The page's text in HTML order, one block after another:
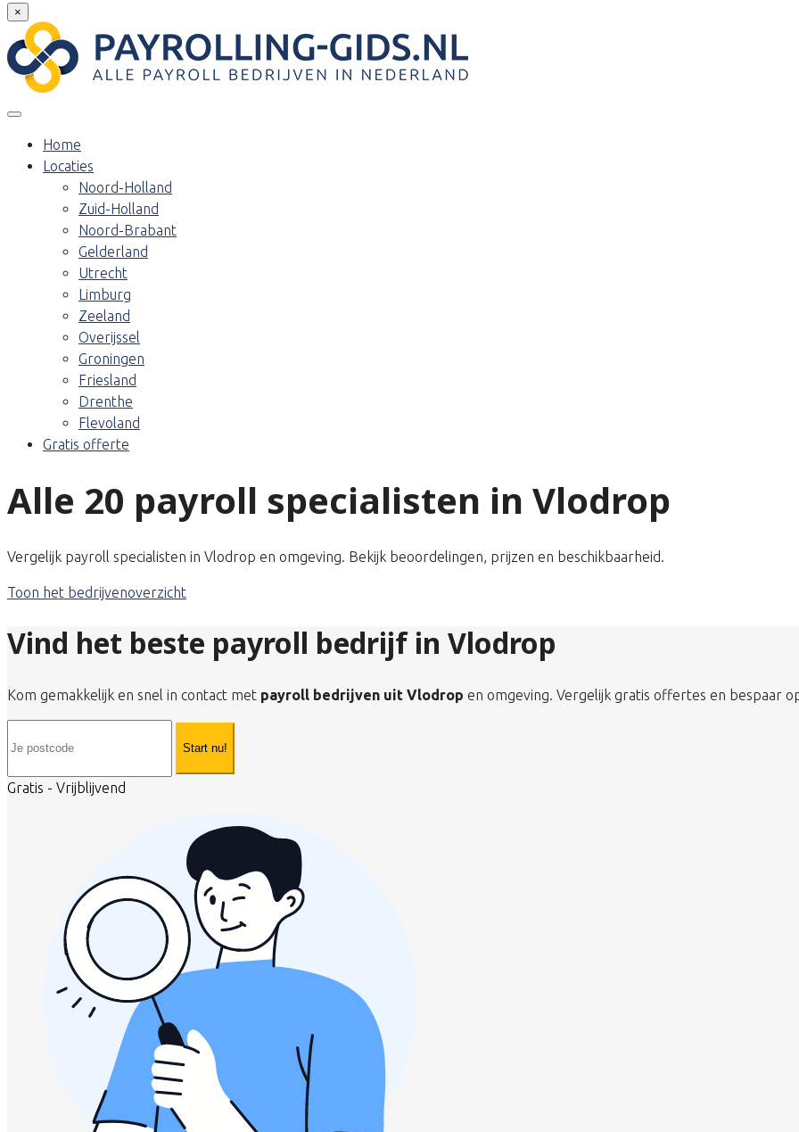
×
Home
Locaties
Noord-Holland
Zuid-Holland
Noord-Brabant
Gelderland
Utrecht
Limburg
Zeeland
Overijssel
Groningen
Friesland
Drenthe
Flevoland
Gratis offerte
Alle 20 payroll specialisten in Vlodrop
Vergelijk payroll specialisten in Vlodrop en omgeving. Bekijk beoordelingen, prijzen en beschikbaarheid.
Toon het bedrijvenoverzicht
Vind het beste payroll bedrijf in Vlodrop
Kom gemakkelijk en snel in contact met payroll bedrijven uit Vlodrop en omgeving. Vergelijk gratis offertes en bespaar
Start nu!
Gratis - Vrijblijvend